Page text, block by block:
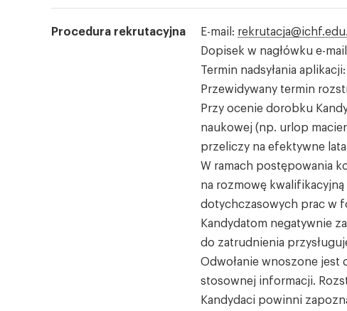
Procedura rekrutacyjna E-mail:
Dopisek w nagłówku e-
Termin nadsyłania
Przewidywany termin
Przy ocenie dorobku
naukowej (np. urlop
przeliczy na efektywne
W ramach postępowania
na rozmowę
dotychczasowych prac w
Kandydatom negatywnie
do zatrudnienia
Odwołanie wnoszone jest
stosownej informacji.
Kandydaci powinni